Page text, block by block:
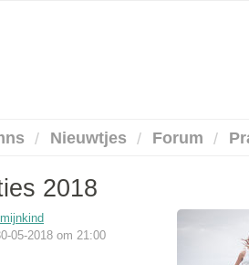
Nieuwtjes Forum
2018
mijnkind
05-2018 om 21:00